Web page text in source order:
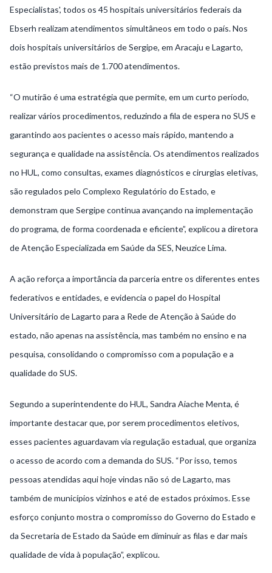
Especialistas', todos os 45 hospitais universitários federais da
Ebserh realizam atendimentos simultâneos em todo o país. Nos
dois hospitais universitários de Sergipe, em Aracaju e Lagarto,
estão previstos mais de 1.700 atendimentos.
“O mutirão é uma estratégia que permite, em um curto período,
realizar vários procedimentos, reduzindo a fila de espera no SUS e
garantindo aos pacientes o acesso mais rápido, mantendo a
segurança e qualidade na assistência. Os atendimentos realizados
no HUL, como consultas, exames diagnósticos e cirurgias eletivas,
são regulados pelo Complexo Regulatório do Estado, e
demonstram que Sergipe continua avançando na implementação
do programa, de forma coordenada e eficiente”, explicou a diretora
de Atenção Especializada em Saúde da SES, Neuzice Lima.
A ação reforça a importância da parceria entre os diferentes entes
federativos e entidades, e evidencia o papel do Hospital
Universitário de Lagarto para a Rede de Atenção à Saúde do
estado, não apenas na assistência, mas também no ensino e na
pesquisa, consolidando o compromisso com a população e a
qualidade do SUS.
Segundo a superintendente do HUL, Sandra Aiache Menta, é
importante destacar que, por serem procedimentos eletivos,
esses pacientes aguardavam via regulação estadual, que organiza
o acesso de acordo com a demanda do SUS. “Por isso, temos
pessoas atendidas aqui hoje vindas não só de Lagarto, mas
também de municípios vizinhos e até de estados próximos. Esse
esforço conjunto mostra o compromisso do Governo do Estado e
da Secretaria de Estado da Saúde em diminuir as filas e dar mais
qualidade de vida à população”, explicou.